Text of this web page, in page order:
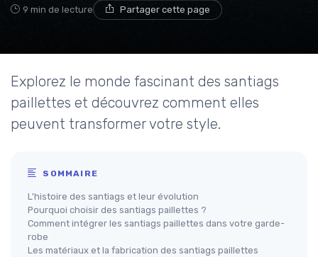
9 min de lecture Partager cette page
Explorez le monde fascinant des santiags
paillettes et découvrez comment elles
peuvent transformer votre style.
SOMMAIRE
L'histoire des santiags et leur évolution
Pourquoi choisir des santiags paillettes ?
Comment intégrer les santiags paillettes dans votre garde-
robe
Les matériaux et la fabrication des santiags paillettes